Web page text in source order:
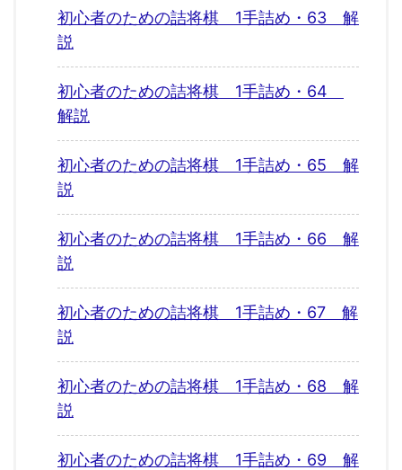
初心者のための詰将棋 1手詰め・63 解
説
初心者のための詰将棋 1手詰め・64
解説
初心者のための詰将棋 1手詰め・65 解
説
初心者のための詰将棋 1手詰め・66 解
説
初心者のための詰将棋 1手詰め・67 解
説
初心者のための詰将棋 1手詰め・68 解
説
初心者のための詰将棋 1手詰め・69 解